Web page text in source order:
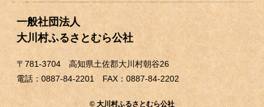
一般社団法人
大川村ふるさとむら公社
〒781-3704 高知県土佐郡大川村朝谷26
電話：0887-84-2201 FAX：0887-84-2202
© 大川村ふるさとむら公社